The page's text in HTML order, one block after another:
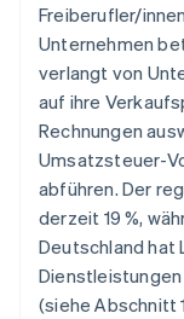
Freiberufler/
Unternehmen
verlangt von
auf ihre
Rechnungen
Umsatzsteuer-
abführen. Der
derzeit 19 %,
Deutschland hat
(siehe Abschnitt